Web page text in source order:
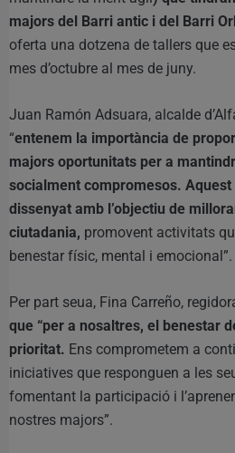
majors del Barri antic i del Barri
oferta una dotzena de tallers que
mes d’octubre al mes de juny.
Juan Ramón Adsuara, alcalde
“entenem la importància de
majors oportunitats per a
socialment compromesos.
dissenyat amb l’objectiu de
ciutadania, promovent activitats
benestar físic, mental i emocional”.
Per part seua, Fina Carreño,
que “per a nosaltres, el benestar
prioritat. Ens comprometem a
iniciatives que responguen a les
fomentant la participació i
nostres majors”.